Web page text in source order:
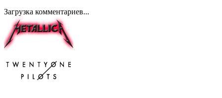
Загрузка комментариев...